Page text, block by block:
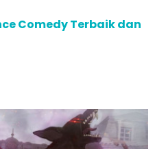
Comedy Terbaik dan